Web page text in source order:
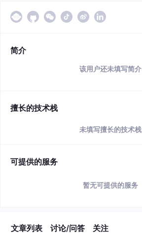
简介
该用户还未填写简介
擅长的技术栈
未填写擅长的技术栈
可提供的服务
暂无可提供的服务
文章列表 讨论/问答 关注